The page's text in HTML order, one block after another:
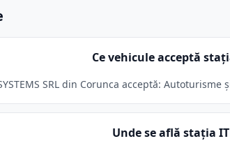
Ce vehicule acceptă
SRL din Corunca acceptă:
Unde se află stația